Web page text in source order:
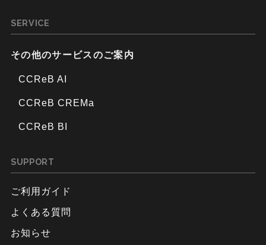
SERVICE
その他のサービスのご案内
CCReB AI
CCReB CREMa
CCReB BI
SUPPORT
ご利用ガイド
よくある質問
お知らせ